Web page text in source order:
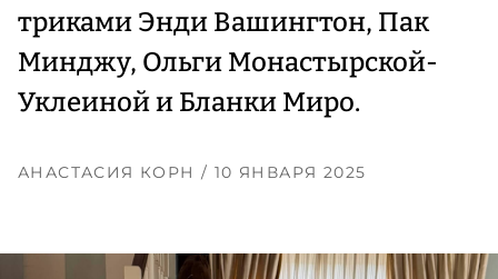
триками Энди Вашингтон, Пак
Минджу, Ольги Монастырской-
Уклеиной и Бланки Миро.
АНАСТАСИЯ КОРН / 10 ЯНВАРЯ 2025